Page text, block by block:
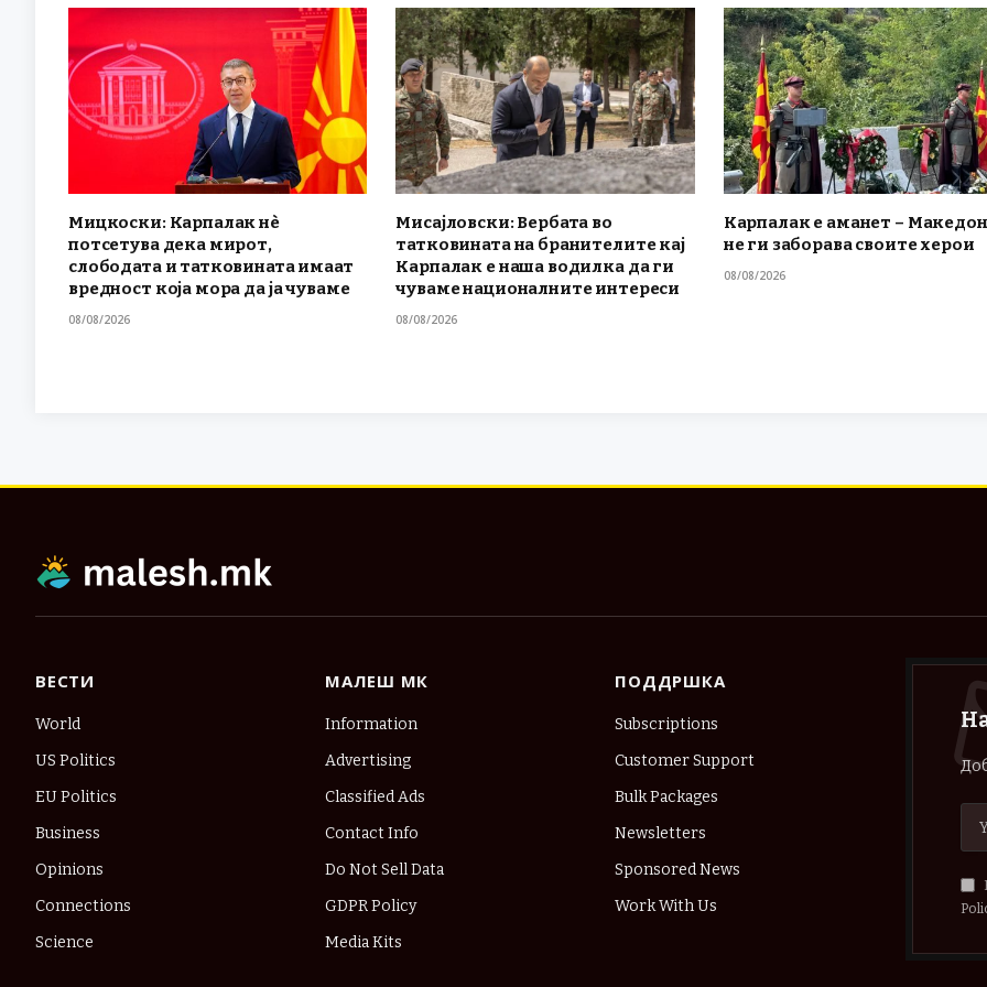
Мицкоски: Карпалак нè
потсетува дека мирот,
слободата и татковината имаат
вредност која мора да ја чуваме
08/08/2026
Мисајловски: Вербата во
татковината на бранителите кај
Карпалак е наша водилка да ги
чуваме националните интереси
08/08/2026
Карпалак е аманет –
не ги заборава своите херои
08/08/2026
ВЕСТИ
World
US Politics
EU Politics
Business
Opinions
Connections
Science
МАЛЕШ МК
Information
Advertising
Classified Ads
Contact Info
Do Not Sell Data
GDPR Policy
Media Kits
ПОДДРШКА
Subscriptions
Customer Support
Bulk Packages
Newsletters
Sponsored News
Work With Us